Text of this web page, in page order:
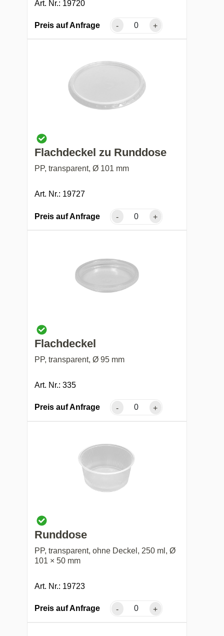
Art. Nr.: 19720
Preis auf Anfrage - +
Flachdeckel zu Runddose
PP, transparent, Ø 101 mm
Art. Nr.: 19727
Preis auf Anfrage - +
Flachdeckel
PP, transparent, Ø 95 mm
Art. Nr.: 335
Preis auf Anfrage - +
Runddose
PP, transparent, ohne Deckel, 250 ml, Ø
101 × 50 mm
Art. Nr.: 19723
Preis auf Anfrage - +